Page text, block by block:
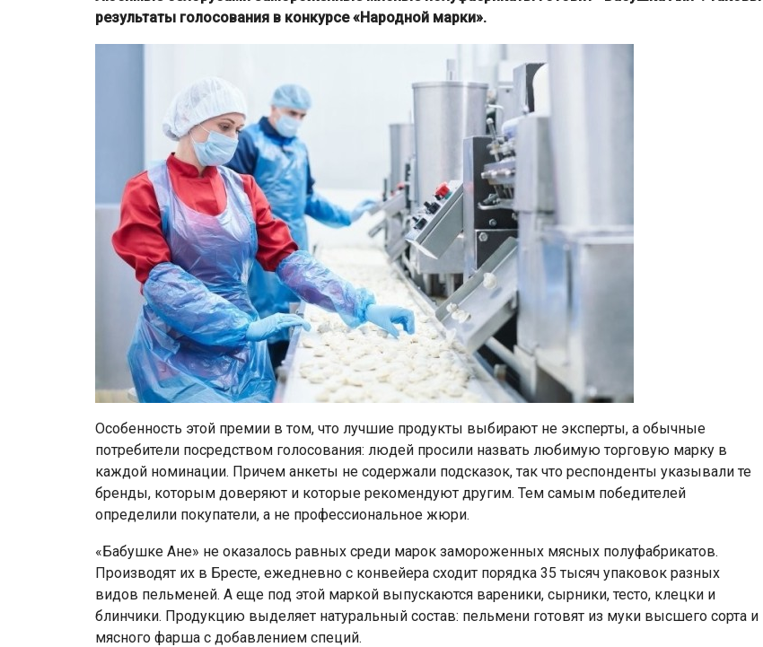
результаты голосования в конкурсе «Народной марки».
Особенность этой премии в том, что лучшие продукты выбирают не эксперты, а обычные
потребители посредством голосования: людей просили назвать любимую торговую марку в
каждой номинации. Причем анкеты не содержали подсказок, так что респонденты указывали те
бренды, которым доверяют и которые рекомендуют другим. Тем самым победителей
определили покупатели, а не профессиональное жюри.
«Бабушке Ане» не оказалось равных среди марок замороженных мясных полуфабрикатов.
Производят их в Бресте, ежедневно с конвейера сходит порядка 35 тысяч упаковок разных
видов пельменей. А еще под этой маркой выпускаются вареники, сырники, тесто, клецки и
блинчики. Продукцию выделяет натуральный состав: пельмени готовят из муки высшего сорта и
мясного фарша с добавлением специй.